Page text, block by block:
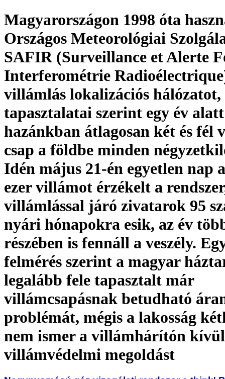
Magyarországon 1998 óta
Országos Meteorológiai
SAFIR (Surveillance et Alerte
Interferométrie
villámlás lokalizációs
tapasztalatai szerint egy év alatt
hazánkban átlagosan két és fél
csap a földbe minden
Idén május 21-én egyetlen nap
ezer villámot érzékelt a
villámlással járó zivatarok 95
nyári hónapokra esik, az év
részében is fennáll a veszély.
felmérés szerint a magyar
legalább fele tapasztalt már
villámcsapásnak betudható
problémát, mégis a lakosság
nem ismer a villámhárítón
villámvédelmi megoldást